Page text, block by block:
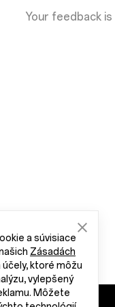
Your feedback
a súvisiace
Zásadách
účely, ktoré môžu
vylepšený
Môžete